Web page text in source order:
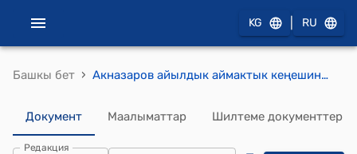
KG RU
Башкы бет › Акназаров айылдык аймактык кеңешинин 2024-жылдын 16-февралындагы № 2 "Акназаров айыл өкмөтүнүн 2025-2026-жылдарга жергиликтүү бюджетинин болжолун бекитүү жөнүндө" токтому
Документ Маалыматтар Шилтеме документтер
Редакция